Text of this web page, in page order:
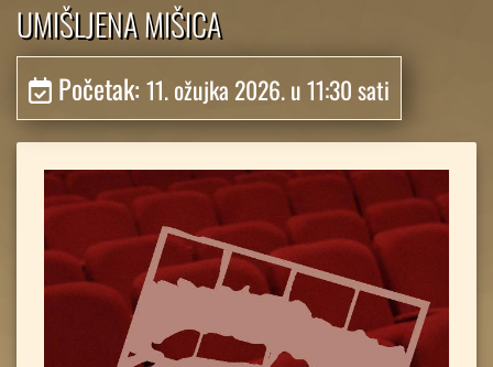
UMIŠLJENA MIŠICA
Početak: 11. ožujka 2026. u 11:30 sati